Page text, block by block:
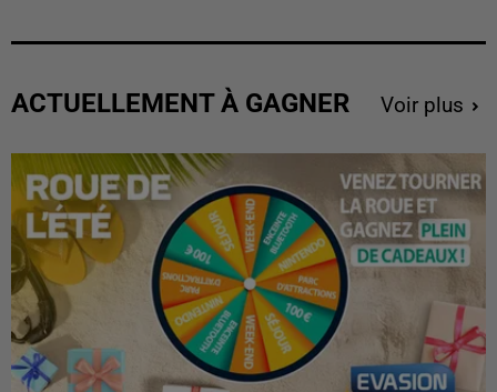
ACTUELLEMENT À GAGNER Voir plus